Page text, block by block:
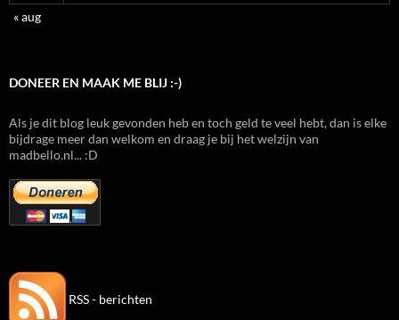
« aug
DONEER EN MAAK ME BLIJ :-)
Als je dit blog leuk gevonden heb en toch geld te veel hebt, dan is elke
bijdrage meer dan welkom en draag je bij het welzijn van
madbello.nl... :D
RSS - berichten